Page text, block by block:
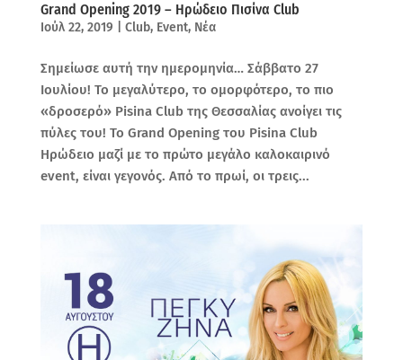
Grand Opening 2019 – Ηρώδειο Πισίνα Club
Ιούλ 22, 2019 Club, Event, Νέα
Σημείωσε αυτή την ημερομηνία… Σάββατο 27
Ιουλίου! Το μεγαλύτερο, το ομορφότερο, το πιο
«δροσερό» Pisina Club της Θεσσαλίας ανοίγει τις
πύλες του! Το Grand Opening του Pisina Club
Ηρώδειο μαζί με το πρώτο μεγάλο καλοκαιρινό
event, είναι γεγονός. Από το πρωί, οι τρεις...